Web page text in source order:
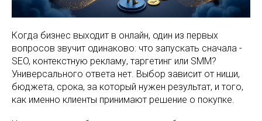
Когда бизнес выходит в онлайн, один из первых
вопросов звучит одинаково: что запускать сначала -
SEO, контекстную рекламу, таргетинг или SMM?
Универсального ответа нет. Выбор зависит от ниши,
бюджета, срока, за который нужен результат, и того,
как именно клиенты принимают решение о покупке.